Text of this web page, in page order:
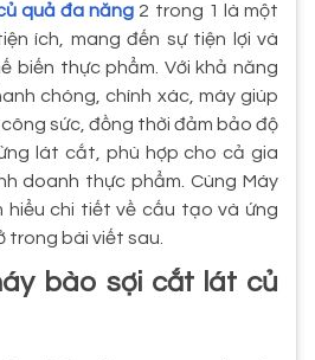
quả đa năng 2 trong 1 là một
ích, mang đến sự tiện lợi và
biến thực phẩm. Với khả năng
chóng, chính xác, máy giúp
sức, đồng thời đảm bảo độ
lát cắt, phù hợp cho cả gia
doanh thực phẩm. Cùng Máy
hiểu chi tiết về cấu tạo và ứng
trong bài viết sau.
bào sợi cắt lát củ